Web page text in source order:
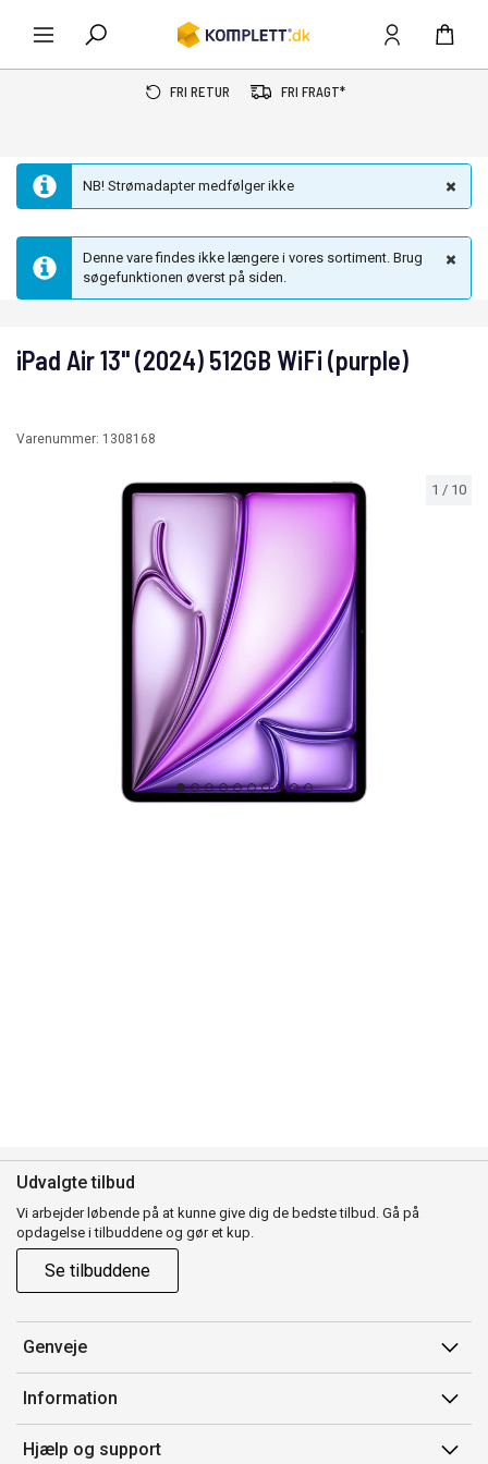
FRI RETUR FRI FRAGT*
NB! Strømadapter medfølger ikke
Denne vare findes ikke længere i vores sortiment. Brug
søgefunktionen øverst på siden.
1 / 10
iPad Air 13" (2024) 512GB WiFi (purple)
Varenummer: 1308168
Udvalgte tilbud
Vi arbejder løbende på at kunne give dig de bedste tilbud. Gå på
opdagelse i tilbuddene og gør et kup.
Se tilbuddene
Genveje
Min side
Ordrehistorik
Gavekort
Information
Salgsbetingelser
Hjælp og support